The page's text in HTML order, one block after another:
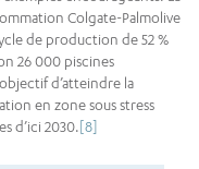
Colgate-Palmolive
de production de 52 %
26 000 piscines
d’atteindre la
en zone sous stress
d’ici 2030.[8]